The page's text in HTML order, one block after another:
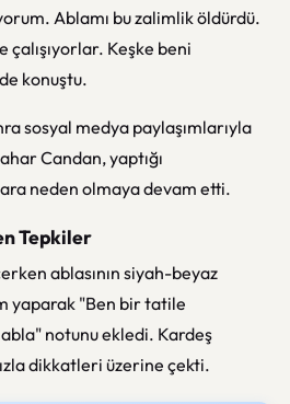
Ablamı bu zalimlik öldürdü.
Keşke beni
konuştu.
sosyal medya paylaşımlarıyla
Candan, yaptığı
neden olmaya devam etti.
Tepkiler
ablasının siyah-beyaz
yaparak "Ben bir tatile
notunu ekledi. Kardeş
dikkatleri üzerine çekti.